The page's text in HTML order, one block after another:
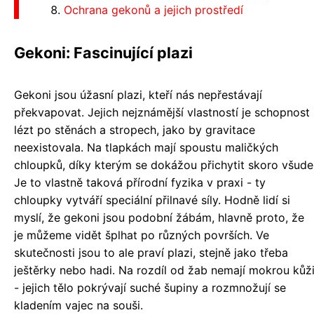
Ochrana gekonů a jejich prostředí
Gekoni: Fascinující plazi
Gekoni jsou úžasní plazi, kteří nás nepřestávají
překvapovat. Jejich nejznámější vlastností je schopnost
lézt po stěnách a stropech, jako by gravitace
neexistovala. Na tlapkách mají spoustu maličkých
chloupků, díky kterým se dokážou přichytit skoro
Je to vlastně taková přírodní fyzika v praxi - ty
chloupky vytváří speciální přilnavé síly. Hodně lidí si
myslí, že gekoni jsou podobní žábám, hlavně proto, že
je můžeme vidět šplhat po různých površích. Ve
skutečnosti jsou to ale praví plazi, stejně jako třeba
ještěrky nebo hadi. Na rozdíl od žab nemají mokrou kůži
- jejich tělo pokrývají suché šupiny a rozmnožují se
kladením vajec na souši.